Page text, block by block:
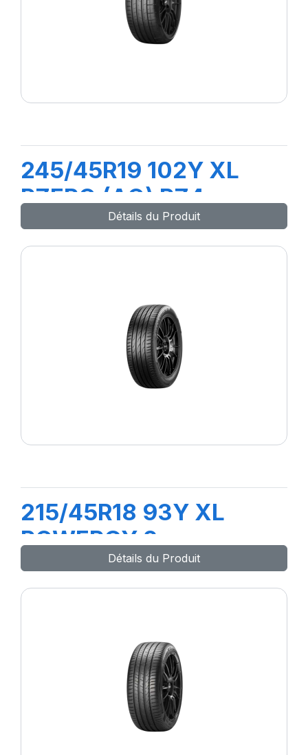
245/45R19 102Y XL
PZERO (AO) PZ4
Détails du Produit
215/45R18 93Y XL
POWERGY 2
Détails du Produit